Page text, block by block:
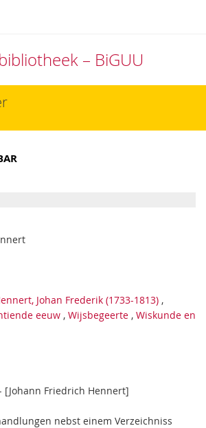
– BiGUU
Johan Frederik (1733-1813) ,
eeuw , Wijsbegeerte , Wiskunde en
[Johann Friedrich Hennert]
nebst einem Verzeichniss